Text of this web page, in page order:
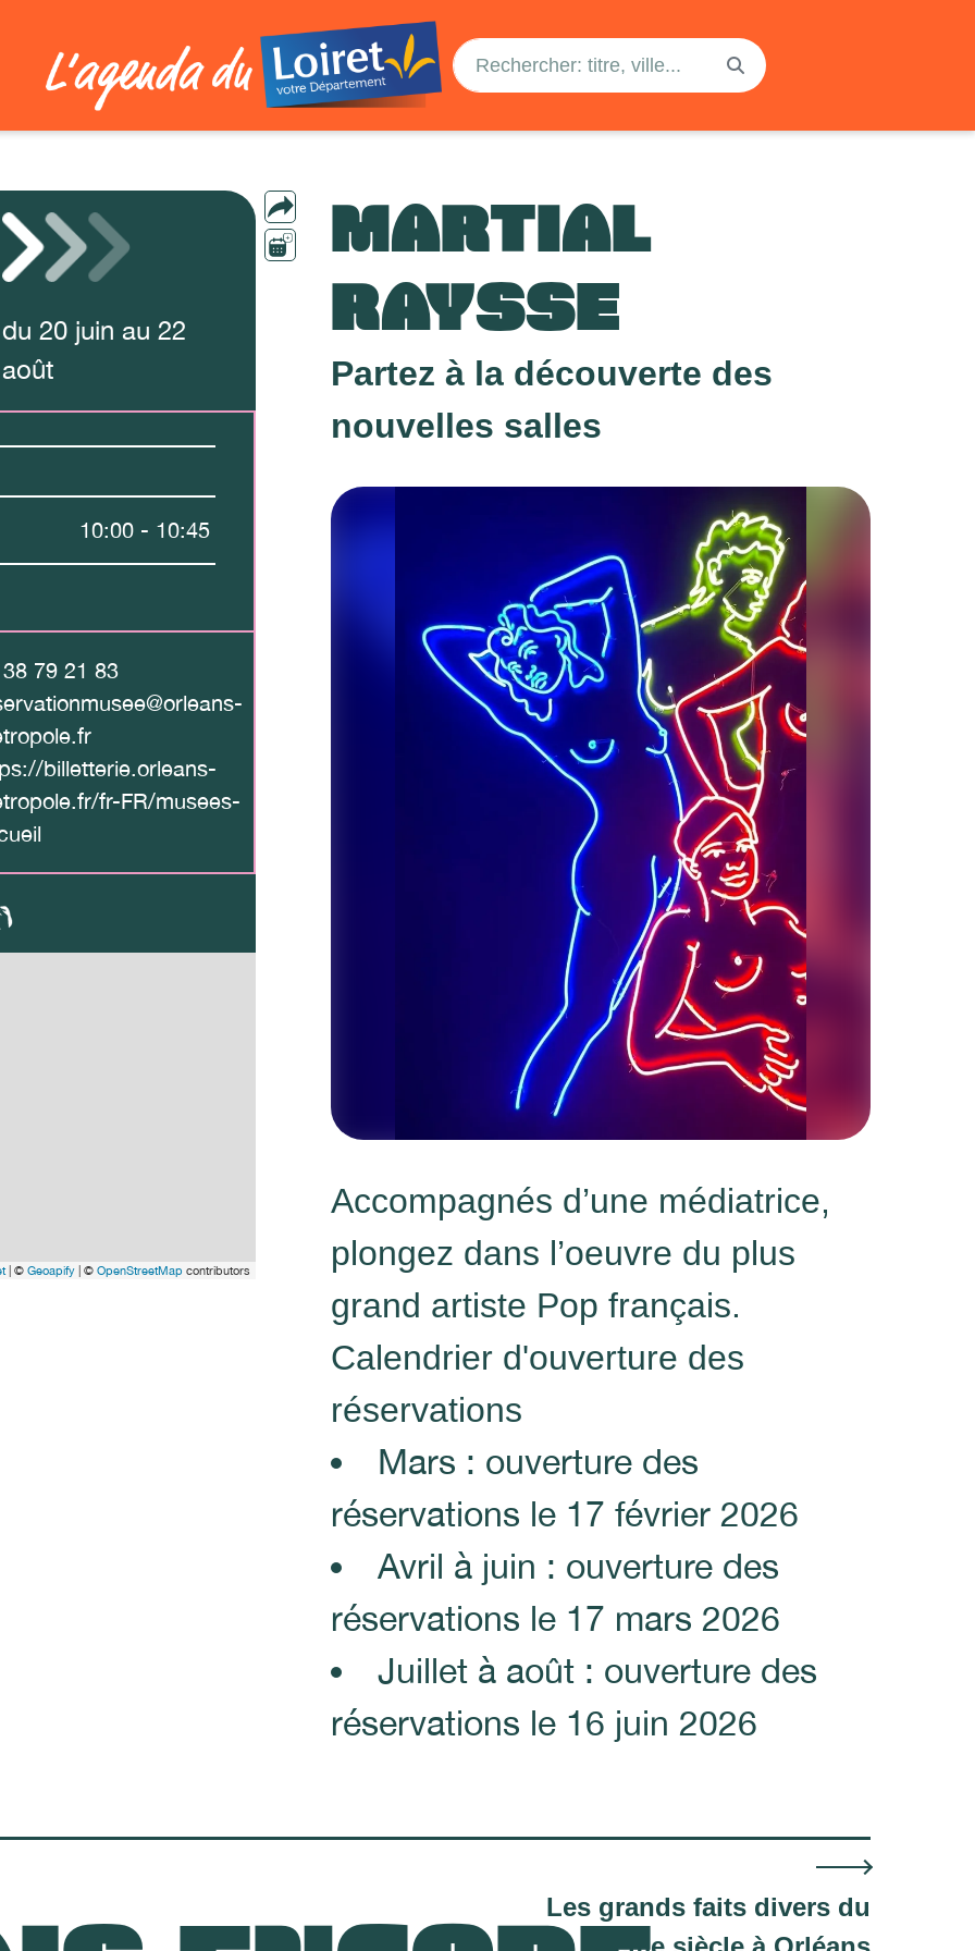
MARTIAL
RAYSSE
du 20 juin au 22
août
10:00 - 10:45
79 21 83
billetterie.orleans-
fr-FR/musees-
| © Geoapify | © OpenStreetMap contributors
Partez à la découverte des
nouvelles salles
Accompagnés d’une médiatrice,
plongez dans l’oeuvre du plus
grand artiste Pop français.
Calendrier d'ouverture des
réservations
Mars : ouverture des
réservations le 17 février 2026
Avril à juin : ouverture des
réservations le 17 mars 2026
Juillet à août : ouverture des
réservations le 16 juin 2026
Les grands faits divers du